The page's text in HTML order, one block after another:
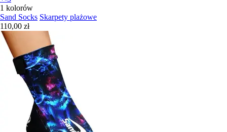
1 kolorów
Sand Socks Skarpety plażowe
110,00 zł